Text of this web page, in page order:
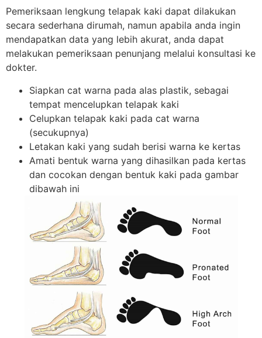
Pemeriksaan lengkung telapak kaki dapat dilakukan
secara sederhana dirumah, namun apabila anda ingin
mendapatkan data yang lebih akurat, anda dapat
melakukan pemeriksaan penunjang melalui konsultasi ke
dokter.
Siapkan cat warna pada alas plastik, sebagai
tempat mencelupkan telapak kaki
Celupkan telapak kaki pada cat warna
(secukupnya)
Letakan kaki yang sudah berisi warna ke kertas
Amati bentuk warna yang dihasilkan pada kertas
dan cocokan dengan bentuk kaki pada gambar
dibawah ini